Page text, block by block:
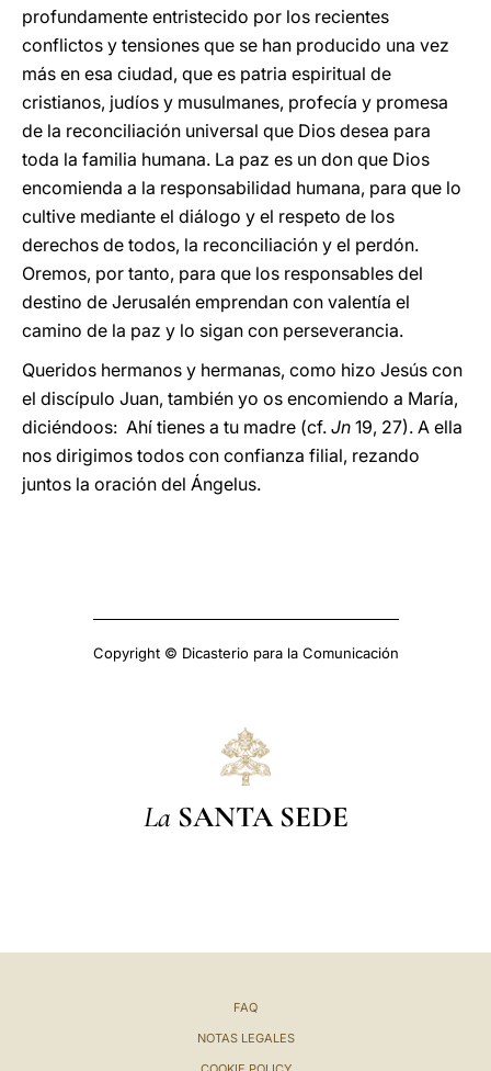
profundamente entristecido por los recientes
conflictos y tensiones que se han producido una vez
más en esa ciudad, que es patria espiritual de
cristianos, judíos y musulmanes, profecía y promesa
de la reconciliación universal que Dios desea para
toda la familia humana. La paz es un don que Dios
encomienda a la responsabilidad humana, para que lo
cultive mediante el diálogo y el respeto de los
derechos de todos, la reconciliación y el perdón.
Oremos, por tanto, para que los responsables del
destino de Jerusalén emprendan con valentía el
camino de la paz y lo sigan con perseverancia.
Queridos hermanos y hermanas, como hizo Jesús con
el discípulo Juan, también yo os encomiendo a María,
diciéndoos: Ahí tienes a tu madre (cf. Jn 19, 27). A ella
nos dirigimos todos con confianza filial, rezando
juntos la oración del Ángelus.
Copyright © Dicasterio para la Comunicación
La SANTA SEDE
FAQ
NOTAS LEGALES